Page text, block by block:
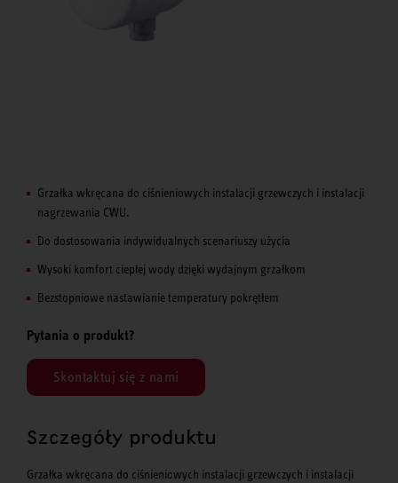
Grzałka wkręcana do ciśnieniowych instalacji grzewczych i instalacji
nagrzewania CWU.
Do dostosowania indywidualnych scenariuszy użycia
Wysoki komfort ciepłej wody dzięki wydajnym grzałkom
Bezstopniowe nastawianie temperatury pokrętłem
Pytania o produkt?
Skontaktuj się z nami
Szczegóły produktu
Grzałka wkręcana do ciśnieniowych instalacji grzewczych i instalacji